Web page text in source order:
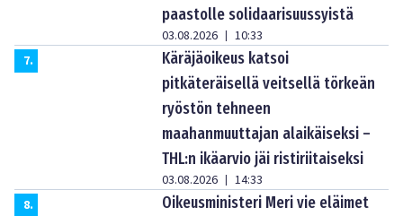
paastolle solidaarisuussyistä
03.08.2026 | 10:33
7.
Käräjäoikeus katsoi
pitkäteräisellä veitsellä törkeän
ryöstön tehneen
maahanmuuttajan alaikäiseksi –
THL:n ikäarvio jäi ristiriitaiseksi
03.08.2026 | 14:33
8.
Oikeusministeri Meri vie eläimet